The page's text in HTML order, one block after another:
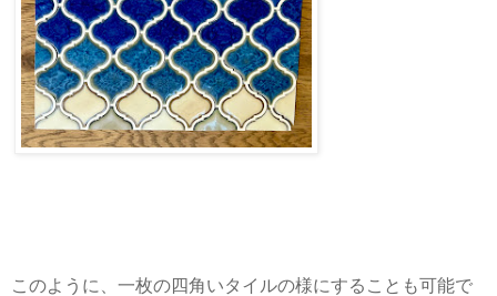
このように、一枚の四角いタイルの様にすることも可能で